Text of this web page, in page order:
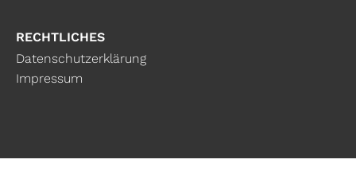
RECHTLICHES
Datenschutzerklärung
Impressum